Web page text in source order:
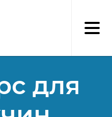
для